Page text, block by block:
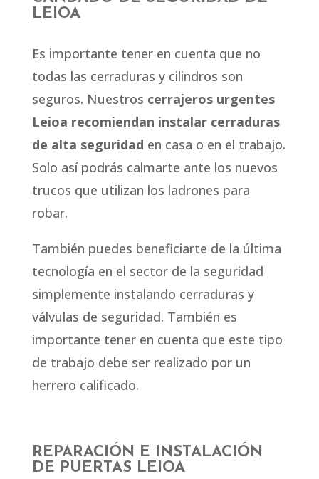
LEIOA
Es importante tener en cuenta que no
todas las cerraduras y cilindros son
seguros. Nuestros cerrajeros urgentes
Leioa recomiendan instalar cerraduras
de alta seguridad en casa o en el trabajo.
Solo así podrás calmarte ante los nuevos
trucos que utilizan los ladrones para
robar.
También puedes beneficiarte de la última
tecnología en el sector de la seguridad
simplemente instalando cerraduras y
válvulas de seguridad. También es
importante tener en cuenta que este tipo
de trabajo debe ser realizado por un
herrero calificado.
REPARACIÓN E INSTALACIÓN
DE PUERTAS LEIOA